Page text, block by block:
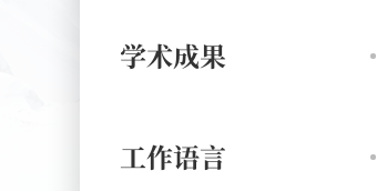
学术成果
工作语言